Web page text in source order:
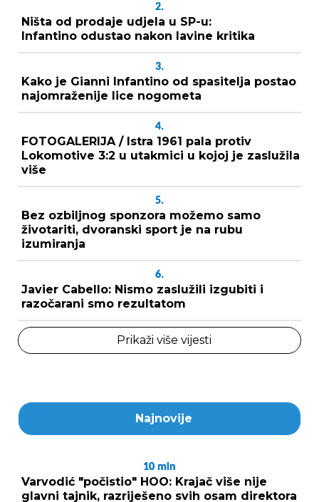
2.
Ništa od prodaje udjela u SP-u:
Infantino odustao nakon lavine kritika
3.
Kako je Gianni Infantino od spasitelja postao
najomraženije lice nogometa
4.
FOTOGALERIJA / Istra 1961 pala protiv
Lokomotive 3:2 u utakmici u kojoj je zaslužila
više
5.
Bez ozbiljnog sponzora možemo samo
životariti, dvoranski sport je na rubu
izumiranja
6.
Javier Cabello: Nismo zaslužili izgubiti i
razočarani smo rezultatom
Prikaži više vijesti
Najnovije
10 min
Varvodić "počistio" HOO: Krajač više nije
glavni tajnik, razriješeno svih osam direktora